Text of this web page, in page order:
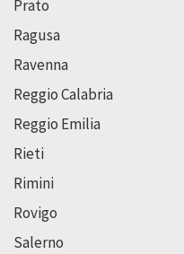
Prato
Ragusa
Ravenna
Reggio Calabria
Reggio Emilia
Rieti
Rimini
Rovigo
Salerno